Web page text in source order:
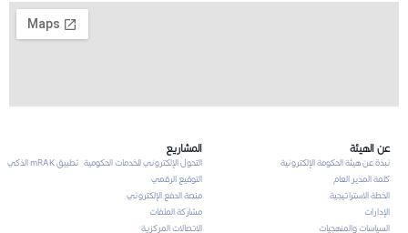
عن الهيئة
نبذة عن هيئة الحكومة الإلكترونية
كلمة المدير العام
الخطة الاستراتيجية
الإدارات
السياسات والمنهجيات
المشاريع
التحول الإلكتروني للخدمات الحكومية تطبيق mRAK الذكي
التوقيع الرقمي
منصة الدفع الإلكتروني
مشاركة الملفات
الاتصالات المركزية